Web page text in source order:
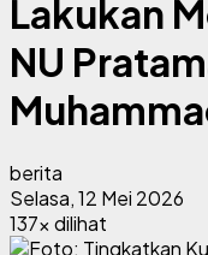
Lakukan
NU
berita
Selasa, 12 Mei 2026
137x dilihat